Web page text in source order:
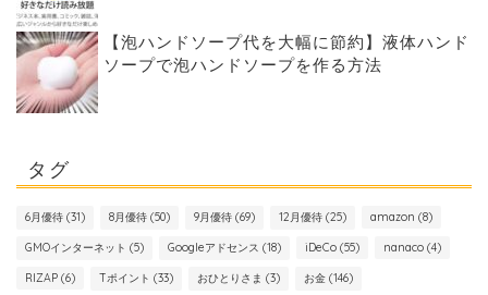
【泡ハンドソープ代を大幅に節約】液体ハンド
ソープで泡ハンドソープを作る方法
タグ
6月優待 (31) 8月優待 (50) 9月優待 (69) 12月優待 (25) amazon (8)
GMOインターネット (5) Googleアドセンス (18) iDeCo (55) nanaco (4)
RIZAP (6) Tポイント (33) おひとりさま (3) お金 (146)